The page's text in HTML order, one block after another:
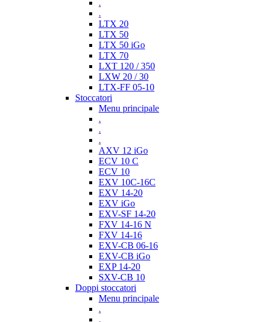
.
.
LTX 20
LTX 50
LTX 50 iGo
LTX 70
LXT 120 / 350
LXW 20 / 30
LTX-FF 05-10
Stoccatori
Menu principale
.
.
.
AXV 12 iGo
ECV 10 C
ECV 10
EXV 10C-16C
EXV 14-20
EXV iGo
EXV-SF 14-20
FXV 14-16 N
FXV 14-16
EXV-CB 06-16
EXV-CB iGo
EXP 14-20
SXV-CB 10
Doppi stoccatori
Menu principale
.
.